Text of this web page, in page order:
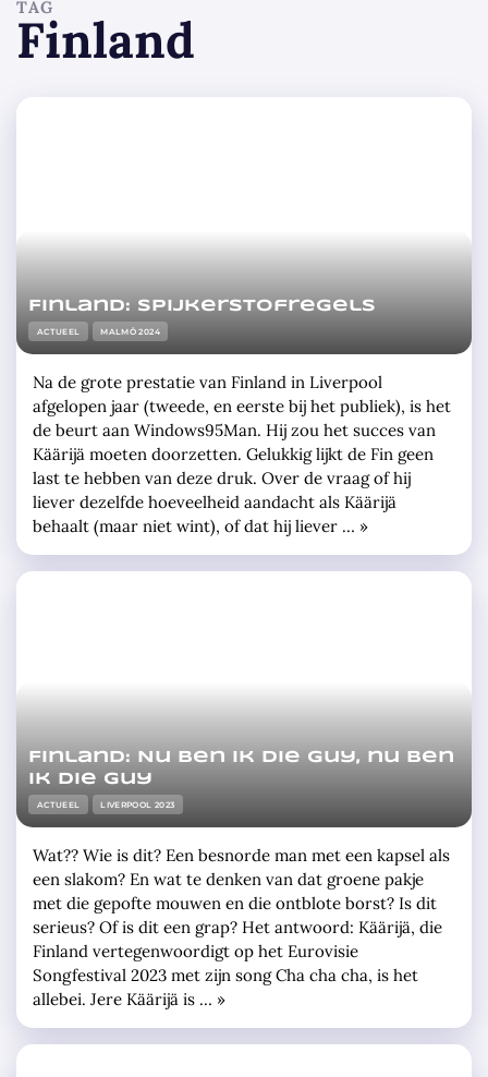
TAG
Finland
Finland: spijkerstofregels
ACTUEEL MALMÖ 2024
Na de grote prestatie van Finland in Liverpool
afgelopen jaar (tweede, en eerste bij het publiek), is het
de beurt aan Windows95Man. Hij zou het succes van
Käärijä moeten doorzetten. Gelukkig lijkt de Fin geen
last te hebben van deze druk. Over de vraag of hij
liever dezelfde hoeveelheid aandacht als Käärijä
behaalt (maar niet wint), of dat hij liever … »
Finland: Nu ben ik die guy, nu ben
ik die guy
ACTUEEL LIVERPOOL 2023
Wat?? Wie is dit? Een besnorde man met een kapsel als
een slakom? En wat te denken van dat groene pakje
met die gepofte mouwen en die ontblote borst? Is dit
serieus? Of is dit een grap? Het antwoord: Käärijä, die
Finland vertegenwoordigt op het Eurovisie
Songfestival 2023 met zijn song Cha cha cha, is het
allebei. Jere Käärijä is … »